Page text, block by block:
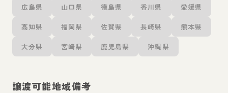
広島県 山口県 徳島県 香川県 愛媛県
高知県 福岡県 佐賀県 長崎県 熊本県
大分県 宮崎県 鹿児島県 沖縄県
譲渡可能地域備考